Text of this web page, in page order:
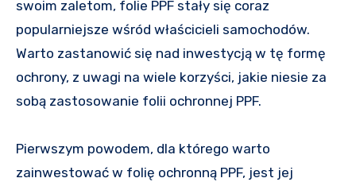
swoim zaletom, folie PPF stały się coraz
popularniejsze wśród właścicieli samochodów.
Warto zastanowić się nad inwestycją w tę formę
ochrony, z uwagi na wiele korzyści, jakie niesie za
sobą zastosowanie folii ochronnej PPF.
Pierwszym powodem, dla którego warto
zainwestować w folię ochronną PPF, jest jej